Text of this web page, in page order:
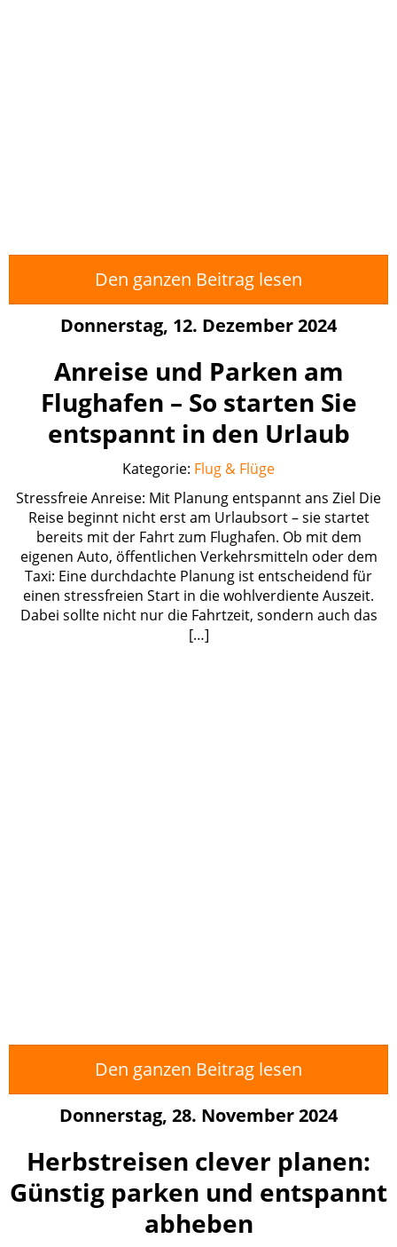
Den ganzen Beitrag lesen
Donnerstag, 12. Dezember 2024
Anreise und Parken am
Flughafen – So starten Sie
entspannt in den Urlaub
Kategorie: Flug & Flüge
Stressfreie Anreise: Mit Planung entspannt ans Ziel Die
Reise beginnt nicht erst am Urlaubsort – sie startet
bereits mit der Fahrt zum Flughafen. Ob mit dem
eigenen Auto, öffentlichen Verkehrsmitteln oder dem
Taxi: Eine durchdachte Planung ist entscheidend für
einen stressfreien Start in die wohlverdiente Auszeit.
Dabei sollte nicht nur die Fahrtzeit, sondern auch das
[…]
Den ganzen Beitrag lesen
Donnerstag, 28. November 2024
Herbstreisen clever planen:
Günstig parken und entspannt
abheben